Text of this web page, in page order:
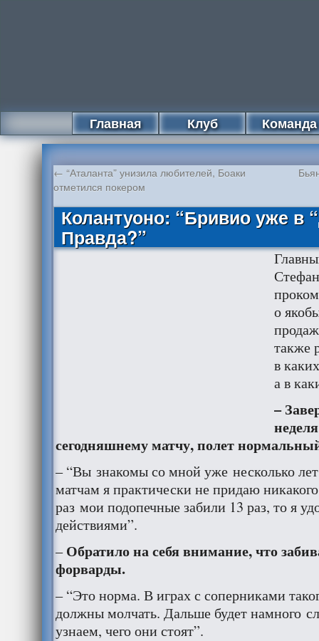
Главная Клуб Команда
← “Аталанта” унизила любителей, Боаки
отметился покером
Колантуоно: “Бривио уже в
Правда?”
о
также
в
а в
–
сегодняшнему матчу, полет
– “Вы знакомы со мной уже несколько
матчам я практически не придаю
раз мои подопечные забили 13 раз, то я
действиями”.
–Обратило на себя внимание, что
форварды.
– “Это норма. В играх с соперниками
должны молчать. Дальше будет намного
узнаем, чего они стоят”.